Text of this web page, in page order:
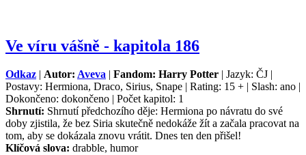
Ve víru vášně - kapitola 186
Odkaz | Autor: Aveva | Fandom: Harry Potter | Jazyk: ČJ |
Postavy: Hermiona, Draco, Sirius, Snape | Rating: 15 + | Slash: ano |
Dokončeno: dokončeno | Počet kapitol: 1
Shrnutí: Shrnutí předchozího děje: Hermiona po návratu do své
doby zjistila, že bez Siria skutečně nedokáže žít a začala pracovat na
tom, aby se dokázala znovu vrátit. Dnes ten den přišel!
Klíčová slova: drabble, humor